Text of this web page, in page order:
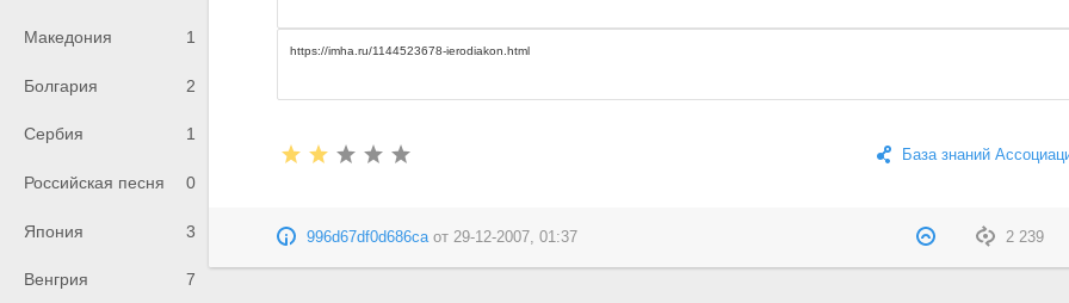
Македония 1
Болгария 2
Сербия 1
Российская песня 0
Япония 3
Венгрия 7
База знаний
2 239
996d67df0d686caот29-12-2007, 01:37